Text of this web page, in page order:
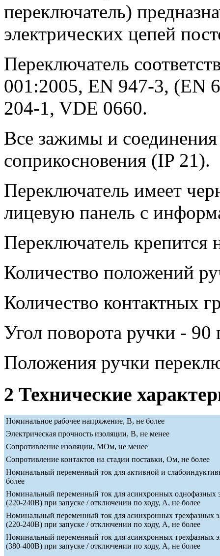
переключатель)
электрических цепей
Переключатель
001:2005, EN 947-3, (EN
204-1, VDE 0660.
Все зажимы и
соприкосновения (IP 21).
Переключатель имеет
лицевую панель с
Переключатель
Количество положений
Количество контактных
Угол поворота ручки - 90
Положения ручки
2 Технические
Номинальное рабочее напряжение, В, не более
Электрическая прочность изоляции, В, не менее
Сопротивление изоляции, МОм, не менее
Сопротивление контактов на стадии поставки, Ом, не более
Номинальный переменный ток для активной и
более
Номинальный переменный ток для асинхронных однофазных
(220-240В) при запуске / отключении по ходу, А, не более
Номинальный переменный ток для асинхронных трехфазных
(220-240В) при запуске / отключении по ходу, А, не более
Номинальный переменный ток для асинхронных трехфазных
(380-400В) при запуске / отключении по ходу, А, не более